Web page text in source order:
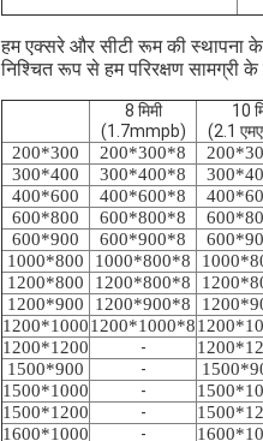
हम एक्सरे और सीटी रूम की
निश्चित रूप से हम परिरक्षण सामग्री
8 मिमी
(1.7mmpb)
10
(2.1
200*300
200*300*8
300*400
300*400*8
400*600
400*600*8
600*800
600*800*8
600*900
600*900*8
1000*800
1000*800*8
1200*800
1200*800*8
1200*900
1200*900*8
1200*10001200*1000*8
1200*1200
-
1500*900
-
1500*1000
-
1500*1200
-
1600*1000
-